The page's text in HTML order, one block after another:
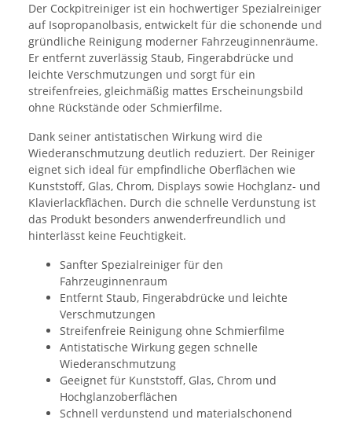
Der Cockpitreiniger ist ein hochwertiger Spezialreiniger
auf Isopropanolbasis, entwickelt für die schonende und
gründliche Reinigung moderner Fahrzeuginnenräume.
Er entfernt zuverlässig Staub, Fingerabdrücke und
leichte Verschmutzungen und sorgt für ein
streifenfreies, gleichmäßig mattes Erscheinungsbild
ohne Rückstände oder Schmierfilme.
Dank seiner antistatischen Wirkung wird die
Wiederanschmutzung deutlich reduziert. Der Reiniger
eignet sich ideal für empfindliche Oberflächen wie
Kunststoff, Glas, Chrom, Displays sowie Hochglanz- und
Klavierlackflächen. Durch die schnelle Verdunstung ist
das Produkt besonders anwenderfreundlich und
hinterlässt keine Feuchtigkeit.
Sanfter Spezialreiniger für den
Fahrzeuginnenraum
Entfernt Staub, Fingerabdrücke und leichte
Verschmutzungen
Streifenfreie Reinigung ohne Schmierfilme
Antistatische Wirkung gegen schnelle
Wiederanschmutzung
Geeignet für Kunststoff, Glas, Chrom und
Hochglanzoberflächen
Schnell verdunstend und materialschonend